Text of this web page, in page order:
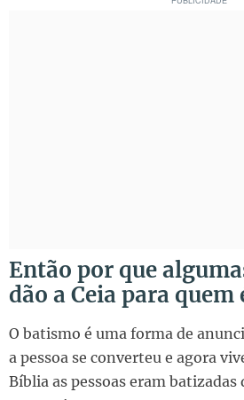
Então por que
dão a Ceia para quem
O batismo é uma forma de
a pessoa se converteu e agora
Bíblia as pessoas eram batizadas